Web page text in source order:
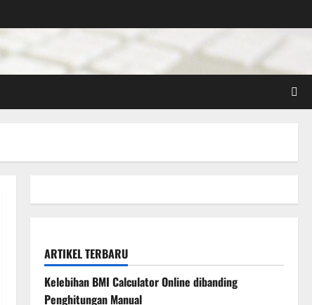
ARTIKEL TERBARU
Kelebihan BMI Calculator Online dibanding
Penghitungan Manual